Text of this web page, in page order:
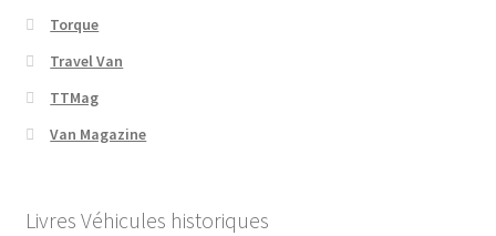
Torque
Travel Van
TTMag
Van Magazine
Livres Véhicules historiques